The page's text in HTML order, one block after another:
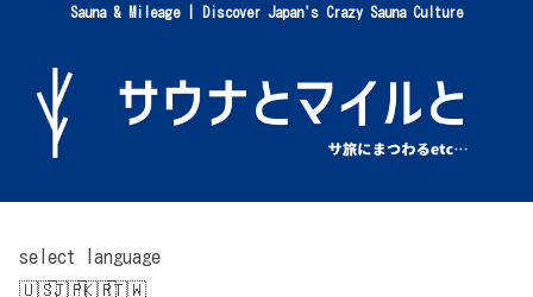
Sauna & Mileage | Discover Japan's Crazy Sauna Culture
select language